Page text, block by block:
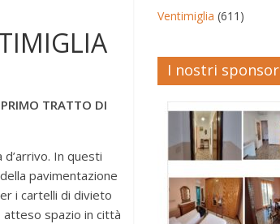
TRATTO DI
In questi
pavimentazione
i cartelli di divieto
atteso spazio in città
Ventimiglia (611)
I nostri sponsor